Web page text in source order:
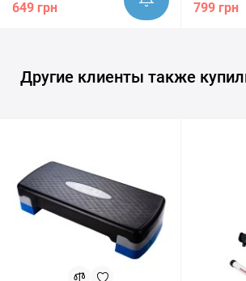
649 грн 799 грн
Другие клиенты также